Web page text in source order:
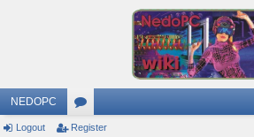
NEDOPC
or
Logout Register